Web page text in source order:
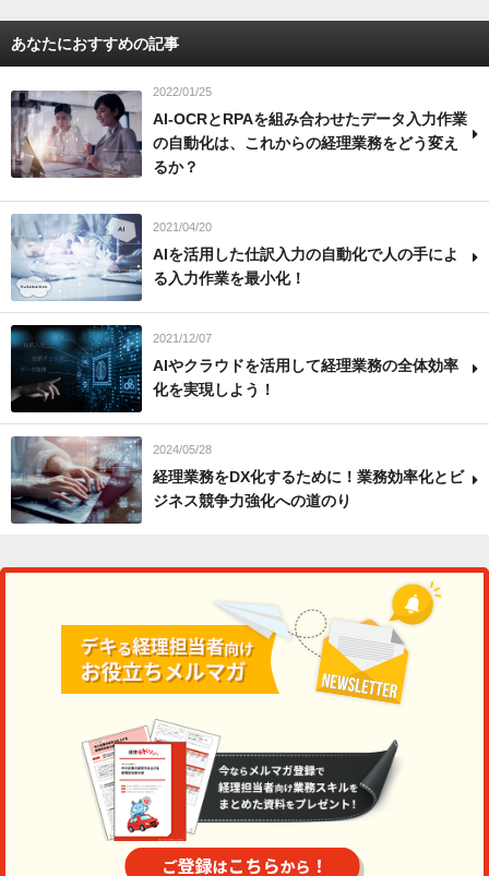
あなたにおすすめの記事
2022/01/25
AI-OCRとRPAを組み合わせたデータ入力作業
の自動化は、これからの経理業務をどう変え
るか？
2021/04/20
AIを活用した仕訳入力の自動化で人の手によ
る入力作業を最小化！
2021/12/07
AIやクラウドを活用して経理業務の全体効率
化を実現しよう！
2024/05/28
経理業務をDX化するために！業務効率化とビ
ジネス競争力強化への道のり